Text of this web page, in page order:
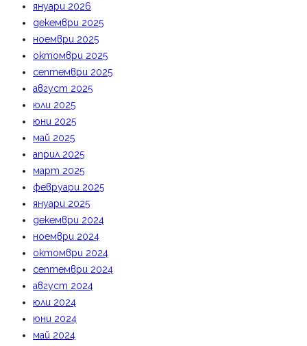
януари 2026
декември 2025
ноември 2025
октомври 2025
септември 2025
август 2025
юли 2025
юни 2025
май 2025
април 2025
март 2025
февруари 2025
януари 2025
декември 2024
ноември 2024
октомври 2024
септември 2024
август 2024
юли 2024
юни 2024
май 2024